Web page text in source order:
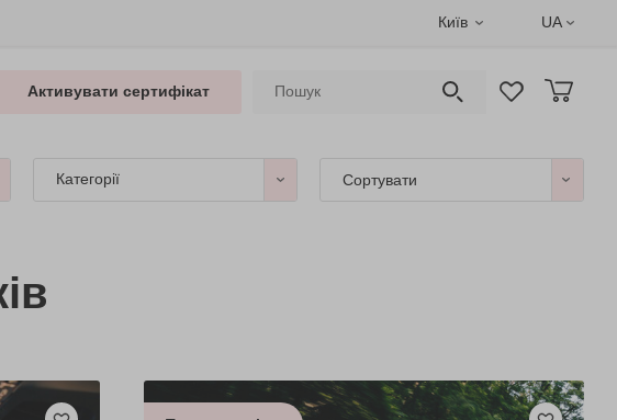
Київ UA
Активувати сертифікат
Категорії Сортувати